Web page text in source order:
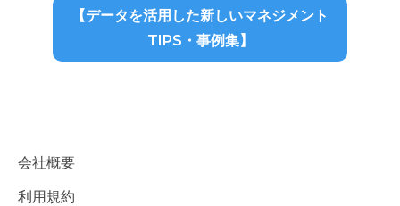
【データを活用した新しいマネジメント
TIPS・事例集】
会社概要
利用規約